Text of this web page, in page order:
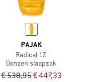
PAJAK
Radical 1Z
Donzen slaapzak
€ 538,95€ 447,33